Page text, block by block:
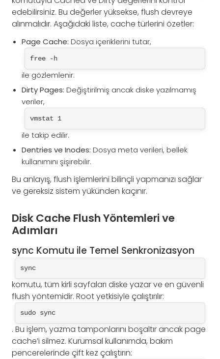
edebilirsiniz. Bu değerler yüksekse, flush devreye
alınmalıdır. Aşağıdaki liste, cache türlerini özetler:
Page Cache: Dosya içeriklerini tutar,
free -h
ile gözlemlenir.
Dirty Pages: Değiştirilmiş ancak diske yazılmamış
veriler,
vmstat 1
ile takip edilir.
Dentries ve Inodes: Dosya meta verileri, bellek
kullanımını şişirebilir.
Bu anlayış, flush işlemlerini bilinçli yapmanızı sağlar
ve gereksiz sistem yükünden kaçınır.
Disk Cache Flush Yöntemleri ve
Adımları
sync Komutu ile Temel Senkronizasyon
sync
komutu, tüm kirli sayfaları diske yazar ve en güvenli
flush yöntemidir. Root yetkisiyle çalıştırılır:
sudo sync
. Bu işlem, yazma tamponlarını boşaltır ancak page
cache’i silmez. Kurumsal kullanımda, bakım
pencerelerinde çift kez çalıştırın: